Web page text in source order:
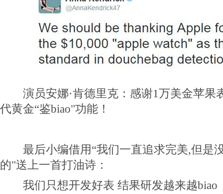
演员安娜·肯德里克：感谢1万美金苹果
代黄金“鉴biao"功能！
最后小编借用“我们一直追求完美,但是
的"送上一首打油诗：
我们只想开发好表 结果研发越来越biao